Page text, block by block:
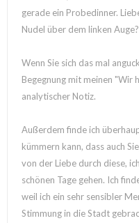
gerade ein Probedinner.
Nudel über dem linken Auge?
Wenn Sie sich das mal
Begegnung mit meinen "Wir
analytischer Notiz.
Außerdem finde ich
kümmern kann, dass auch
von der Liebe durch diese,
schönen Tage gehen. Ich
weil ich ein sehr sensibler
Stimmung in die Stadt